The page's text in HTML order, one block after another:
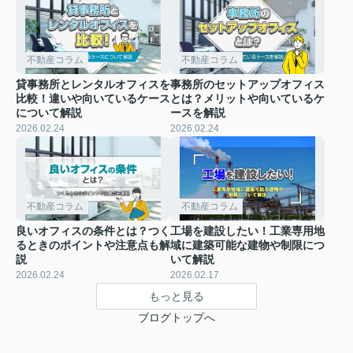
不動産コラム
貸事務所とレンタルオフィスを
比較！違いや向いているケース
について解説
2026.02.24
不動産コラム
事務所のセットアップオフィス
とは？メリットや向いているケ
ースを解説
2026.02.24
不動産コラム
良いオフィスの条件とは？つく
るときのポイントや注意点も解
説
2026.02.24
不動産コラム
工場を建設したい！工業専用地
域に建築可能な建物や制限につ
いて解説
2026.02.17
もっと見る
ブログトップへ